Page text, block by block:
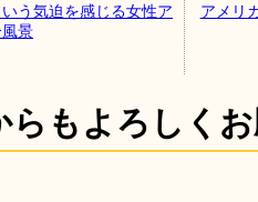
う気迫を感じる女性ア
景
アメリ
らもよろしく